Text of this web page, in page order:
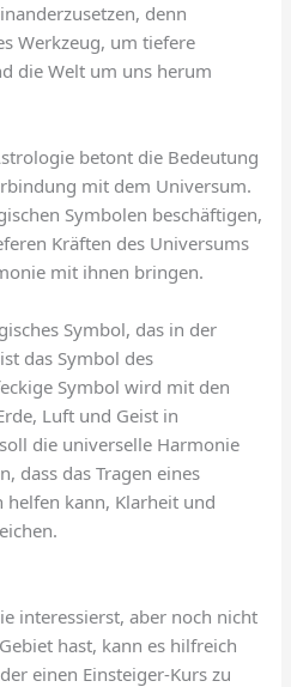
denn
Werkzeug, um tiefere
die Welt um uns herum
betont die Bedeutung
mit dem Universum.
Symbolen beschäftigen,
Kräften des Universums
mit ihnen bringen.
Symbol, das in der
das Symbol des
Symbol wird mit den
Luft und Geist in
die universelle Harmonie
dass das Tragen eines
helfen kann, Klarheit und
interessierst, aber noch nicht
hast, kann es hilfreich
einen Einsteiger-Kurs zu